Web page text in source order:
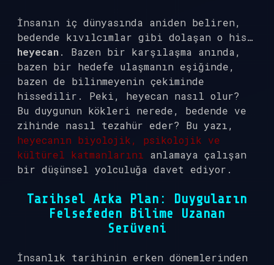
İnsanın iç dünyasında aniden beliren,
bedende kıvılcımlar gibi dolaşan o his…
heyecan. Bazen bir karşılaşma anında,
bazen bir hedefe ulaşmanın eşiğinde,
bazen de bilinmeyenin çekiminde
hissedilir. Peki, heyecan nasıl olur?
Bu duygunun kökleri nerede, bedende ve
zihinde nasıl tezahür eder? Bu yazı,
heyecanın biyolojik, psikolojik ve
kültürel katmanlarını anlamaya çalışan
bir düşünsel yolculuğa davet ediyor.
Tarihsel Arka Plan: Duyguların
Felsefeden Bilime Uzanan
Serüveni
İnsanlık tarihinin erken dönemlerinden